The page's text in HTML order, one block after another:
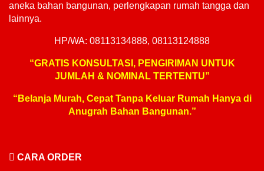
aneka bahan bangunan, perlengkapan rumah tangga dan
lainnya.
HP/WA: 08113134888, 08113124888
“GRATIS KONSULTASI, PENGIRIMAN UNTUK
JUMLAH & NOMINAL TERTENTU”
“Belanja Murah, Cepat Tanpa Keluar Rumah Hanya di
Anugrah Bahan Bangunan.”
CARA ORDER